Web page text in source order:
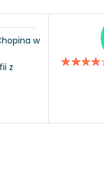
w
z